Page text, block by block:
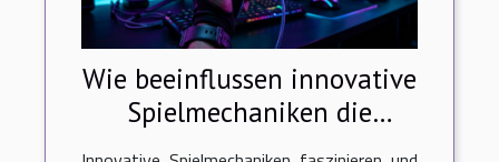
Wie beeinflussen innovative
Spielmechaniken die
Spielerbindung?